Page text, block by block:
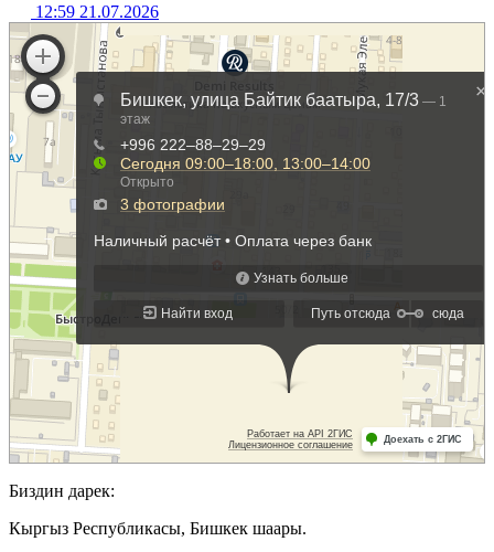
12:59 21.07.2026
Биздин дарек:
Кыргыз Республикасы, Бишкек шаары.